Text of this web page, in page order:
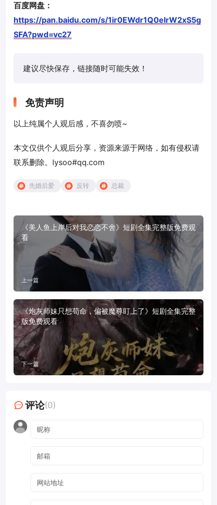
百度网盘：
https://pan.baidu.com/s/1ir0EWdr1Q0elrW2xS5g
SFA?pwd=vc27
建议尽快保存，链接随时可能失效！
免责声明
以上纯属个人观后感，不喜勿喷~
本文仅供个人观后分享，资源来源于网络，如有侵权请
联系删除。lysoo#qq.com
先婚后爱 反转 总裁
《美人鱼上岸后对我恋恋不舍》短剧全集完整版免费观
看
上一篇
《炮灰师妹只想苟命，偏被魔尊盯上了》短剧全集完整
版免费观看
下一篇
评论(0)